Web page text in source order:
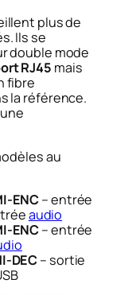
plus de
Ils se
double mode
RJ45 mais
fibre
la référence.
au
ENC– entrée
audio
ENC– entrée
DEC– sortie